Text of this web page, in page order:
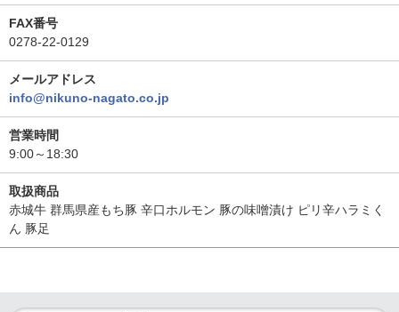
FAX番号
0278-22-0129
メールアドレス
info@nikuno-nagato.co.jp
営業時間
9:00～18:30
取扱商品
赤城牛 群馬県産もち豚 辛口ホルモン 豚の味噌漬け ピリ辛ハラミく
ん 豚足